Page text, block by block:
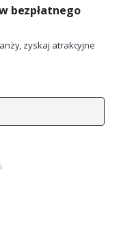
bezpłatnego
zyskaj atrakcyjne